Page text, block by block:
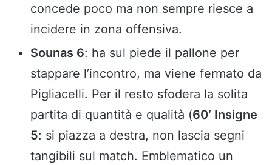
concede poco ma non sempre riesce a
incidere in zona offensiva.
Sounas 6: ha sul piede il pallone per
stappare l’incontro, ma viene fermato da
Pigliacelli. Per il resto sfodera la solita
partita di quantità e qualità (60′ Insigne
5: si piazza a destra, non lascia segni
tangibili sul match. Emblematico un